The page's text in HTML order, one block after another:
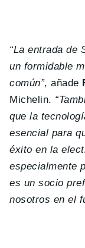
“La entrada de
un formidable
común”, añade
Michelin.
que la
esencial para
éxito en la
especialmente
es un socio
nosotros en el